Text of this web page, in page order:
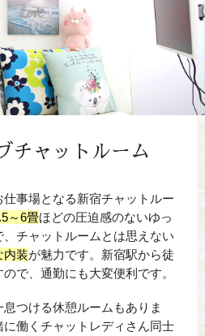
チャットルーム
事場となる新宿チャットルー
～6畳ほどの圧迫感のないゆっ
チャットルームとは思えない
内装が魅力です。新宿駅から徒
で、通勤にも大変便利です。
つける休憩ルームもありま
働くチャットレディさん同士